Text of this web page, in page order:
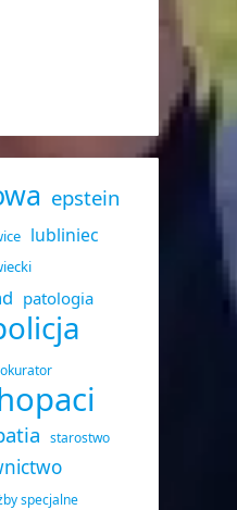
epstein
lubliniec
patologia
starostwo
specjalne